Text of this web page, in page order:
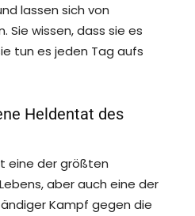
lassen sich von
Sie wissen, dass sie es
tun es jeden Tag aufs
Heldentat des
eine der größten
aber auch eine der
Kampf gegen die